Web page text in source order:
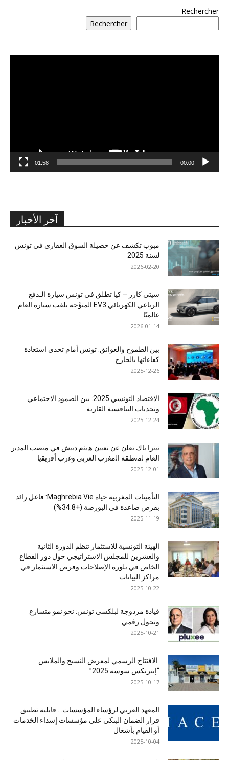
Rechercher
Rechercher
00:00
01:58
آخر الأخبار
مبوب تكشف عن حصيلة السوق العقاري في تونس
لسنة 2025
2026-02-20
سيتي كارز – كيا تطلق في تونس سيارة الـدفع
الرباعي الكهربائي EV3 المتوَّجة بلقب سيارة العام
عالميًا
2026-01-14
بين الطموح والعوائق: تونس أمام تحدي استعادة
كفاءاتها بالخارج
2025-12-26
الاقتصاد التونسي 2025: بين الصمود الاجتماعي
وتحديات التنافسية القارية
2025-12-24
ﺗﯾﺗرا ﺑﺎك ﺗﻌﻠن ﻋن ﺗﻌﯾﯾن ھﯾﺛم دﺑﯾش ﻓﻲ ﻣﻧﺻب اﻟﻣدﯾر
اﻟﻌﺎم ﻟﻣﻧطﻘﺔ اﻟﻣﻐرب اﻟﻌرﺑﻲ وﻏرب أﻓرﯾﻘﯾﺎ
2025-12-01
التأمينات المغربية حياة Maghrebia Vie: فاعل رائد
بفرص صاعدة في البورصة (+34.8%)
2025-11-19
الهيئة التونسية للاستثمار تنظم الدورة الثانية
والعشرين للمجلس الاستراتيجي حول دور القطاع
الخاص في بلورة الإصلاحات وفرص الاستثمار في
مراكز البيانات
2025-10-22
قيادة مزدوجة لبلكسي تونس: نحو نمو متسارع
وتحول رقمي
2025-10-21
الافتتاح الرسمي لمعرض النسيج والملابس
“إنترتكس سوسة 2025”
2025-10-17
المعهد العربي لرؤساء المؤسسات… قابلية تطبيق
قرار الضمان البنكي على مؤسسات إسداء الخدمات
أو القيام بأشغال
2025-10-04